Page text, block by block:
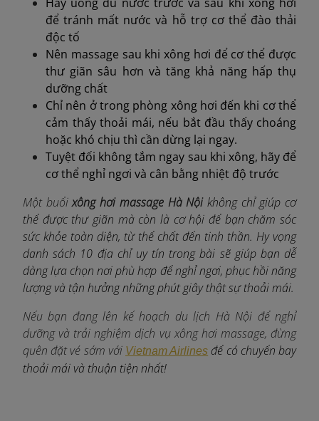
để tránh mất nước và hỗ trợ cơ thể đào thải
độc tố
Nên massage sau khi xông hơi để cơ thể được
thư giãn sâu hơn và tăng khả năng hấp thụ
dưỡng chất
Chỉ nên ở trong phòng xông hơi đến khi cơ thể
cảm thấy thoải mái, nếu bắt đầu thấy choáng
hoặc khó chịu thì cần dừng lại ngay.
Tuyệt đối không tắm ngay sau khi xông, hãy để
cơ thể nghỉ ngơi và cân bằng nhiệt độ trước
Một buổixông hơi massage Hà Nộikhông chỉ giúp cơ
thể được thư giãn mà còn là cơ hội để bạn chăm sóc
sức khỏe toàn diện, từ thể chất đến tinh thần. Hy vọng
danh sách 10 địa chỉ uy tín trong bài sẽ giúp bạn dễ
dàng lựa chọn nơi phù hợp để nghỉ ngơi, phục hồi năng
lượng và tận hưởng những phút giây thật sự thoải mái.
Nếu bạn đang lên kế hoạch du lịch Hà Nội để nghỉ
dưỡng và trải nghiệm dịch vụ xông hơi massage, đừng
quên đặt vé sớm với Vietnam Airlines để có chuyến bay
thoải mái và thuận tiện nhất!